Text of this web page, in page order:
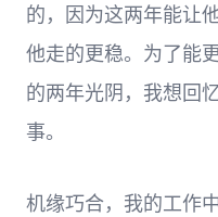
的，因为这两年能让
他走的更稳。为了能
的两年光阴，我想回
事。
机缘巧合，我的工作